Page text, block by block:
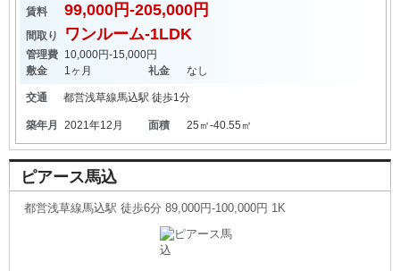
賃料 99,000円-205,000円
間取り ワンルーム-1LDK
管理費 10,000円-15,000円
敷金
1ヶ月 礼金 なし
交通 都営浅草線馬込駅 徒歩1分
築年月 2021年12月 面積 25㎡-40.55㎡
ピアース馬込
都営浅草線馬込駅 徒歩6分 89,000円-100,000円 1K